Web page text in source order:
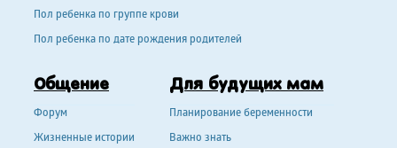
Пол ребенка по группе крови
Пол ребенка по дате рождения родителей
Общение
Форум
Жизненные истории
Для будущих мам
Планирование беременности
Важно знать